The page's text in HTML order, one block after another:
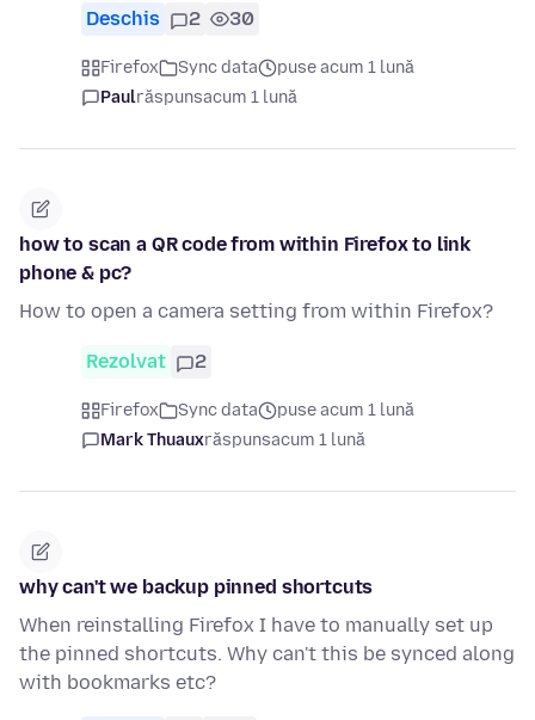
Deschis 2 30
Firefox Sync data
puse acum 1 lună
Paulrăspunsacum 1 lună
how to scan a QR code from within Firefox to link
phone & pc?
How to open a camera setting from within Firefox?
Rezolvat 2
Firefox Sync data
puse acum 1 lună
Mark Thuauxrăspunsacum 1 lună
why can't we backup pinned shortcuts
When reinstalling Firefox I have to manually set up
the pinned shortcuts. Why can't this be synced along
with bookmarks etc?